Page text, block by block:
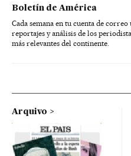
Boletín de América
Cada semana en tu cuenta de
reportajes y análisis de los
más relevantes del continente.
Arquivo